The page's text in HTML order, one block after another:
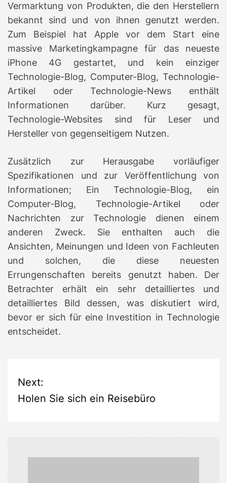
Vermarktung von Produkten, die den Herstellern
bekannt sind und von ihnen genutzt werden.
Zum Beispiel hat Apple vor dem Start eine
massive Marketingkampagne für das neueste
iPhone 4G gestartet, und kein einziger
Technologie-Blog, Computer-Blog, Technologie-
Artikel oder Technologie-News enthält
Informationen darüber. Kurz gesagt,
Technologie-Websites sind für Leser und
Hersteller von gegenseitigem Nutzen.
Zusätzlich zur Herausgabe vorläufiger
Spezifikationen und zur Veröffentlichung von
Informationen; Ein Technologie-Blog, ein
Computer-Blog, Technologie-Artikel oder
Nachrichten zur Technologie dienen einem
anderen Zweck. Sie enthalten auch die
Ansichten, Meinungen und Ideen von Fachleuten
und solchen, die diese neuesten
Errungenschaften bereits genutzt haben. Der
Betrachter erhält ein sehr detailliertes und
detailliertes Bild dessen, was diskutiert wird,
bevor er sich für eine Investition in Technologie
entscheidet.
P
s
t
Next:
Holen Sie sich ein Reisebüro